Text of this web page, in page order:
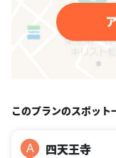
このプランのスポット
A 四天王寺